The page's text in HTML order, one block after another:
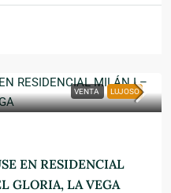
VENTA LUJOSO
EN RESIDENCIAL
GLORIA, LA VEGA